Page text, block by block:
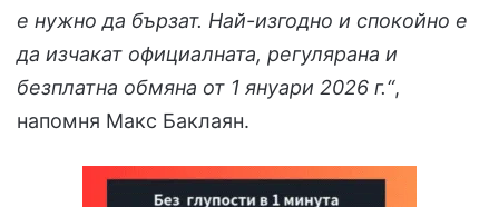
е нужно да бързат. Най-изгодно и спокойно е
да изчакат официалната, регулярана и
безплатна обмяна от 1 януари 2026 г.“,
напомня Макс Баклаян.